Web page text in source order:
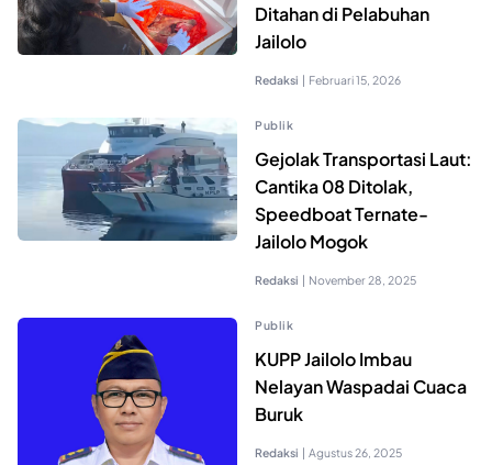
Ditahan di Pelabuhan
Jailolo
Redaksi | Februari 15, 2026
Publik
Gejolak Transportasi Laut:
Cantika 08 Ditolak,
Speedboat Ternate-
Jailolo Mogok
Redaksi | November 28, 2025
Publik
KUPP Jailolo Imbau
Nelayan Waspadai Cuaca
Buruk
Redaksi | Agustus 26, 2025